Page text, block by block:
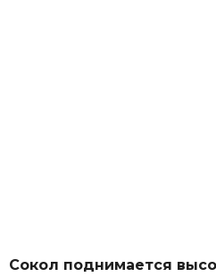
Сокол поднимается